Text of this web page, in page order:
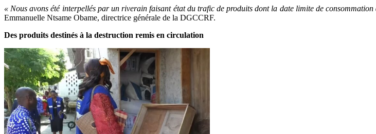
« Nous avons été interpellés par un riverain faisant état du trafic de produits dont la date limite de
Emmanuelle Ntsame Obame, directrice générale de la DGCCRF.
Des produits destinés à la destruction remis en circulation